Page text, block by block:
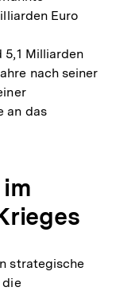
Euro
Milliarden
nach seiner
an das
strategische